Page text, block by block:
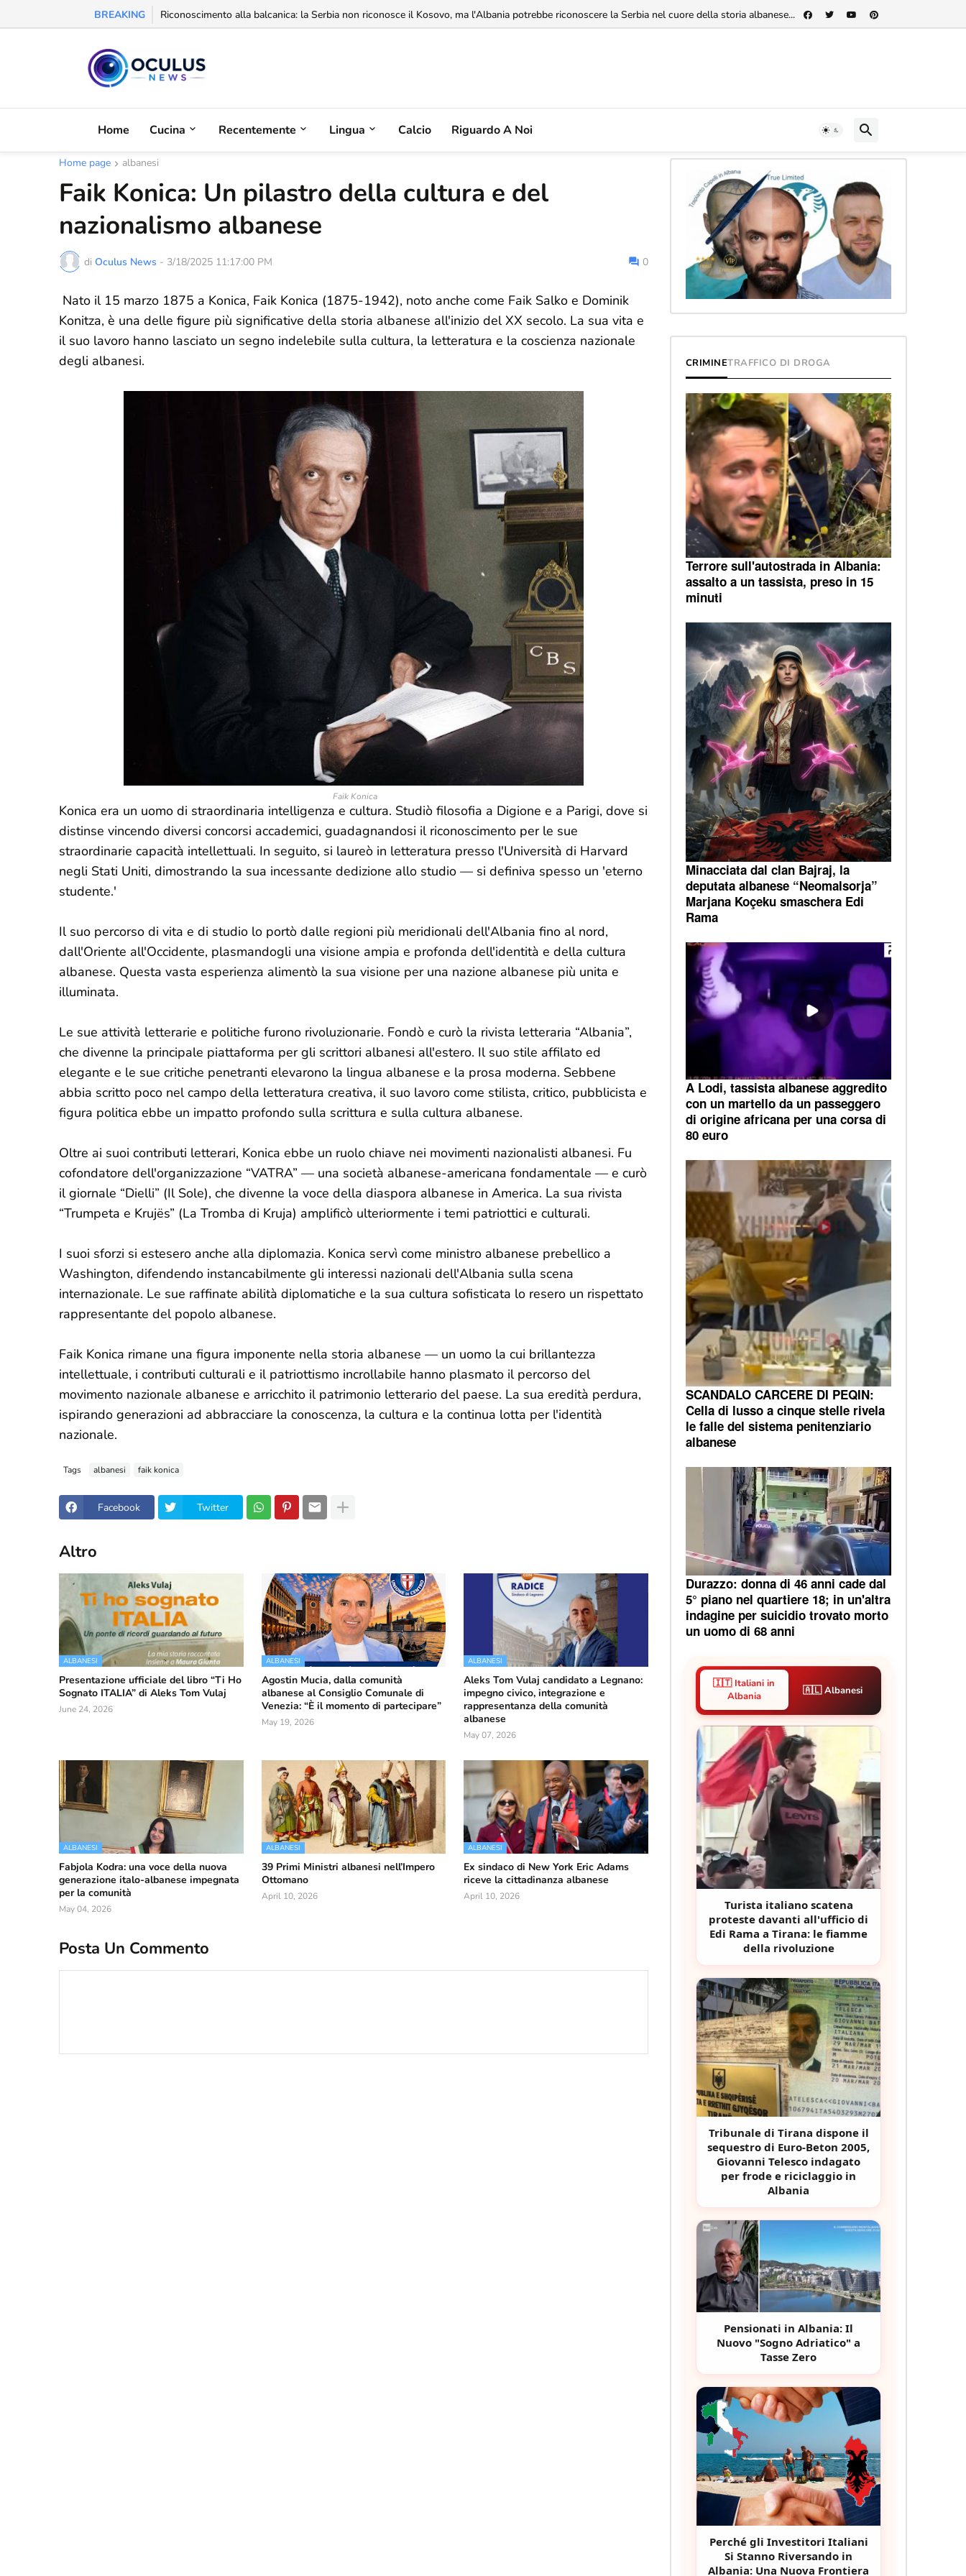
BREAKING Riconoscimento alla balcanica: la Serbia non riconosce il Kosovo, ma l'Albania potrebbe riconoscere la Serbia nel cuore della storia albanese...
Home Cucina Recentemente Lingua Calcio Riguardo A Noi
Home page albanesi
Faik Konica: Un pilastro della cultura e del
nazionalismo albanese
di Oculus News - 3/18/2025 11:17:00 PM 0
Nato il 15 marzo 1875 a Konica, Faik Konica (1875-1942), noto anche come Faik Salko e Dominik
Konitza, è una delle figure più significative della storia albanese all'inizio del XX secolo. La sua vita e
il suo lavoro hanno lasciato un segno indelebile sulla cultura, la letteratura e la coscienza nazionale
degli albanesi.
Faik Konica
Konica era un uomo di straordinaria intelligenza e cultura. Studiò filosofia a Digione e a Parigi, dove si
distinse vincendo diversi concorsi accademici, guadagnandosi il riconoscimento per le sue
straordinarie capacità intellettuali. In seguito, si laureò in letteratura presso l'Università di Harvard
negli Stati Uniti, dimostrando la sua incessante dedizione allo studio — si definiva spesso un 'eterno
studente.'
Il suo percorso di vita e di studio lo portò dalle regioni più meridionali dell'Albania fino al nord,
dall'Oriente all'Occidente, plasmandogli una visione ampia e profonda dell'identità e della cultura
albanese. Questa vasta esperienza alimentò la sua visione per una nazione albanese più unita e
illuminata.
Le sue attività letterarie e politiche furono rivoluzionarie. Fondò e curò la rivista letteraria “Albania”,
che divenne la principale piattaforma per gli scrittori albanesi all'estero. Il suo stile affilato ed
elegante e le sue critiche penetranti elevarono la lingua albanese e la prosa moderna. Sebbene
abbia scritto poco nel campo della letteratura creativa, il suo lavoro come stilista, critico, pubblicista e
figura politica ebbe un impatto profondo sulla scrittura e sulla cultura albanese.
Oltre ai suoi contributi letterari, Konica ebbe un ruolo chiave nei movimenti nazionalisti albanesi. Fu
cofondatore dell'organizzazione “VATRA” — una società albanese-americana fondamentale — e curò
il giornale “Dielli” (Il Sole), che divenne la voce della diaspora albanese in America. La sua rivista
“Trumpeta e Krujës” (La Tromba di Kruja) amplificò ulteriormente i temi patriottici e culturali.
I suoi sforzi si estesero anche alla diplomazia. Konica servì come ministro albanese prebellico a
Washington, difendendo instancabilmente gli interessi nazionali dell'Albania sulla scena
internazionale. Le sue raffinate abilità diplomatiche e la sua cultura sofisticata lo resero un rispettato
rappresentante del popolo albanese.
Faik Konica rimane una figura imponente nella storia albanese — un uomo la cui brillantezza
intellettuale, i contributi culturali e il patriottismo incrollabile hanno plasmato il percorso del
movimento nazionale albanese e arricchito il patrimonio letterario del paese. La sua eredità perdura,
ispirando generazioni ad abbracciare la conoscenza, la cultura e la continua lotta per l'identità
nazionale.
Tags albanesi faik konica
Facebook Twitter
Altro
ALBANESI
Presentazione ufficiale del libro “Ti Ho
Sognato ITALIA” di Aleks Tom Vulaj
June 24, 2026
ALBANESI
Agostin Mucia, dalla comunità
albanese al Consiglio Comunale di
Venezia: “È il momento di partecipare”
May 19, 2026
ALBANESI
Aleks Tom Vulaj candidato a Legnano:
impegno civico, integrazione e
rappresentanza della comunità
albanese
May 07, 2026
ALBANESI
Fabjola Kodra: una voce della nuova
generazione italo-albanese impegnata
per la comunità
May 04, 2026
ALBANESI
39 Primi Ministri albanesi nell’Impero
Ottomano
April 10, 2026
ALBANESI
Ex sindaco di New York Eric Adams
riceve la cittadinanza albanese
April 10, 2026
Posta Un Commento
CRIMINETRAFFICO DI DROGA
Terrore sull'autostrada in Albania:
assalto a un tassista, preso in 15
minuti
Minacciata dal clan Bajraj, la
deputata albanese “Neomalsorja”
Marjana Koçeku smaschera Edi
Rama
A Lodi, tassista albanese aggredito
con un martello da un passeggero
di origine africana per una corsa di
80 euro
SCANDALO CARCERE DI PEQIN:
Cella di lusso a cinque stelle rivela
le falle del sistema penitenziario
albanese
Durazzo: donna di 46 anni cade dal
5° piano nel quartiere 18; in un'altra
indagine per suicidio trovato morto
un uomo di 68 anni
🇮🇹 Italiani in
Albania
🇦🇱 Albanesi
Turista italiano scatena
proteste davanti all'ufficio di
Edi Rama a Tirana: le fiamme
della rivoluzione
Tribunale di Tirana dispone il
sequestro di Euro-Beton 2005,
Giovanni Telesco indagato
per frode e riciclaggio in
Albania
Pensionati in Albania: Il
Nuovo "Sogno Adriatico" a
Tasse Zero
Perché gli Investitori Italiani
Si Stanno Riversando in
Albania: Una Nuova Frontiera